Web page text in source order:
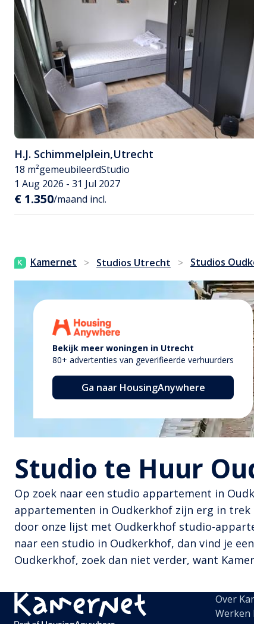
H.J. Schimmelplein,Utrecht
18 m²gemeubileerdStudio
1 Aug 2026 - 31 Jul 2027
€ 1.350/maand incl.
Kamernet > Studios Utrecht > Studios
Bekijk meer woningen in Utrecht
80+ advertenties van geverifieerde verhuurders
Ga naar HousingAnywhere
Studio te Huur
Op zoek naar een studio appartement in
appartementen in Oudkerkhof zijn erg in
door onze lijst met Oudkerkhof studio-
naar een studio in Oudkerkhof, dan vind je
Oudkerkhof, zoek dan niet verder, want
Over
Werken